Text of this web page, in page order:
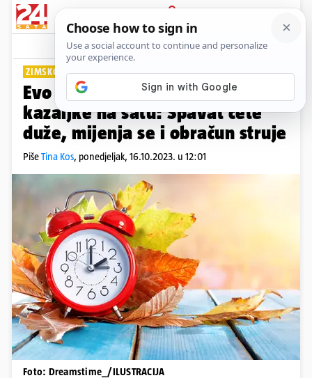
PRIJAVA
Lifestyle Komentari
ZIMSKO RAČUNANJE VREMENA
Evo kad trebate pomaknuti
kazaljke na satu: Spavat ćete
duže, mijenja se i obračun struje
PišeTina Kos, ponedjeljak, 16.10.2023. u 12:01
Foto: Dreamstime_/ILUSTRACIJA